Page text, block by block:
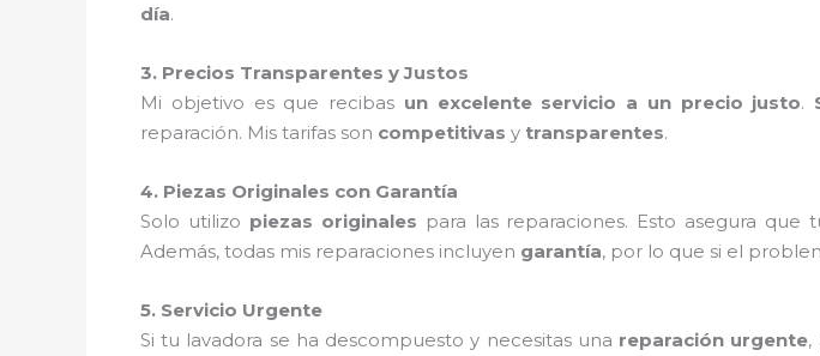
día.
3. Precios Transparentes y Justos
Mi objetivo es que recibas un excelente servicio a un precio justo.
reparación. Mis tarifas son competitivas y transparentes.
4. Piezas Originales con Garantía
Solo utilizo piezas originales para las reparaciones. Esto asegura
Además, todas mis reparaciones incluyen garantía, por lo que si el
5. Servicio Urgente
Si tu lavadora se ha descompuesto y necesitas una reparación urgente,